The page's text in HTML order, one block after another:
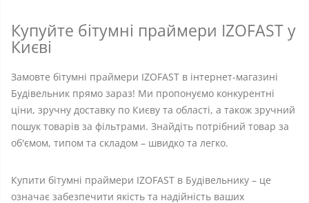
Купуйте бітумні праймери IZOFAST у
Києві
Замовте бітумні праймери IZOFAST в інтернет-магазині
Будівельник прямо зараз! Ми пропонуємо конкурентні
ціни, зручну доставку по Києву та області, а також зручний
пошук товарів за фільтрами. Знайдіть потрібний товар за
об'ємом, типом та складом – швидко та легко.
Купити бітумні праймери IZOFAST в Будівельнику – це
означає забезпечити якість та надійність ваших